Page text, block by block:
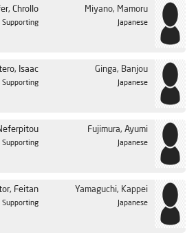
الحلقة 40
الحلقة 41
الحلقة 43
الحلقة 44
الحلقة 45
الحلقة 46
الحلقة 47
الحلقة 48
الحلقة 49
Chrollo
Supporting
Miyano, Mamoru
Japanese
Isaac
Supporting
Ginga, Banjou
Japanese
Supporting
Fujimura, Ayumi
Japanese
Feitan
Supporting
Yamaguchi, Kappei
Japanese